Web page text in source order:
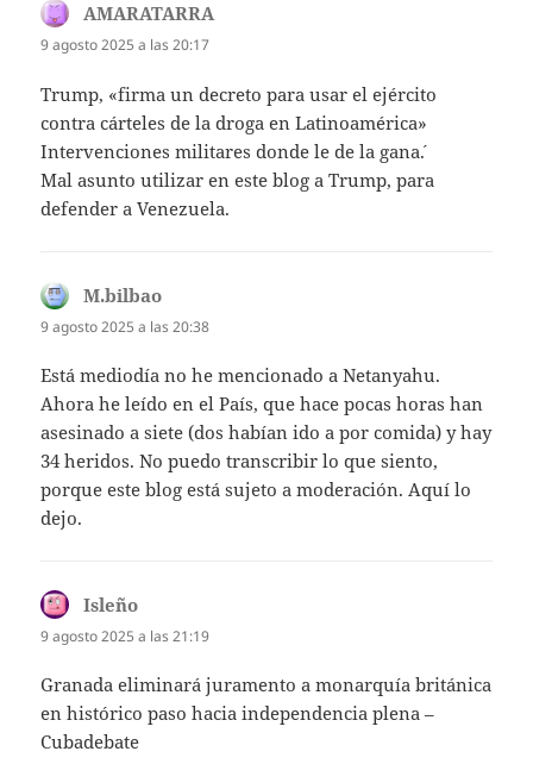
AMARATARRAdice:
9 agosto 2025 a las 20:17
Trump, «firma un decreto para usar el ejército
contra cárteles de la droga en Latinoamérica»
Intervenciones militares donde le de la gana´.
Mal asunto utilizar en este blog a Trump, para
defender a Venezuela.
M.bilbao
9 agosto 2025 a las 20:38
Está mediodía no he mencionado a Netanyahu.
Ahora he leído en el País, que hace pocas horas han
asesinado a siete (dos habían ido a por comida) y hay
34 heridos. No puedo transcribir lo que siento,
porque este blog está sujeto a moderación. Aquí lo
dejo.
Isleño
9 agosto 2025 a las 21:19
Granada eliminará juramento a monarquía británica
en histórico paso hacia independencia plena –
Cubadebate